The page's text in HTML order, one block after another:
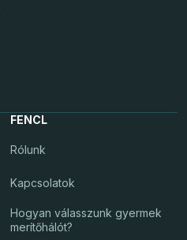
FENCL
Rólunk
Kapcsolatok
Hogyan válasszunk gyermek
merítőhálót?